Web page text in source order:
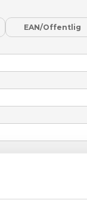
EAN/Offentlig